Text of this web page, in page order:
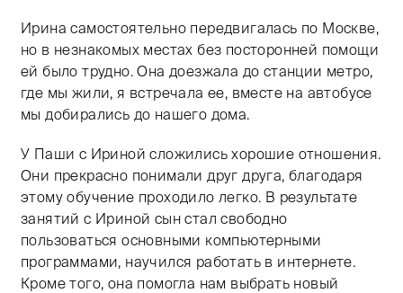
Ирина самостоятельно передвигалась по Москве,
но в незнакомых местах без посторонней помощи
ей было трудно. Она доезжала до станции метро,
где мы жили, я встречала ее, вместе на автобусе
мы добирались до нашего дома.
У Паши с Ириной сложились хорошие отношения.
Они прекрасно понимали друг друга, благодаря
этому обучение проходило легко. В результате
занятий с Ириной сын стал свободно
пользоваться основными компьютерными
программами, научился работать в интернете.
Кроме того, она помогла нам выбрать новый